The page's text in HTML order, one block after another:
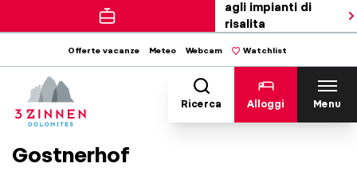
agli impianti di
risalita
Offerte vacanze Meteo Webcam Watchlist
Ricerca Alloggi Menu
Gostnerhof